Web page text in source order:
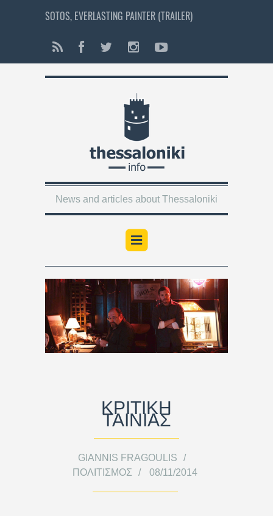
SOTOS, EVERLASTING PAINTER (TRAILER)
News and articles about Thessaloniki
ΚΡΙΤΙΚΗ
ΤΑΙΝΙΑΣ
GIANNIS FRAGOULIS
ΠΟΛΙΤΙΣΜΌΣ
08/11/2014